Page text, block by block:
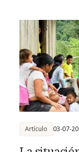
Artículo 03-07-